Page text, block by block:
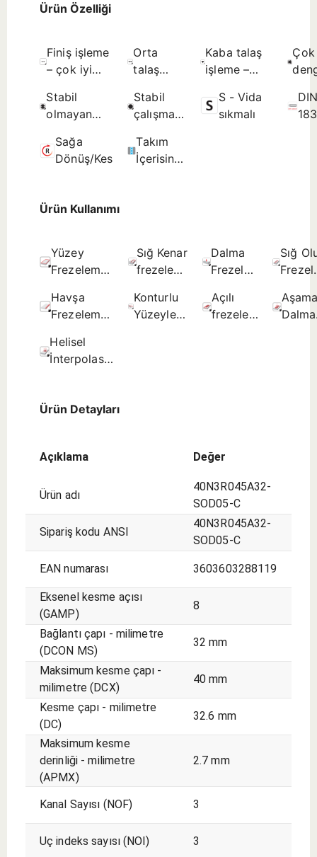
Ürün Özelliği
Finiş işleme
– çok iyi
kalitesi -
Olası seçim.
Orta
talaş
iyi yüzey
kalitesi -
İlk seçim.
Kaba talaş
işleme –
yüzey
pürüzlülüğü
Çok
Stabil
olmayan
koşullarına
uygun - İlk
Stabil
çalışma
uygun -
İlk seçim.
S - Vida
sıkmalı
DIN
Sağa
Dönüş/Kesme
Takım
İçerisinden
Ürün Kullanımı
Yüzey
Frezeleme
Sığ Kenar
frezeleme
seçim.
Dalma
Frezeleme
seçim.
Sığ
seçim.
Havşa
Frezeleme
Konturlu
Yüzeyler
Açılı
frezeleme
Helisel
İnterpolasyon
Ürün Detayları
Açıklama Değer
Ürün adı
40N3R045A32-
SOD05-C
Sipariş kodu ANSI
40N3R045A32-
SOD05-C
EAN numarası 3603603288119
Eksenel kesme açısı
(GAMP)
8
Bağlantı çapı - milimetre
(DCON MS)
32 mm
Maksimum kesme çapı -
milimetre (DCX)
40 mm
Kesme çapı - milimetre
(DC)
32.6 mm
Maksimum kesme
derinliği - milimetre
(APMX)
2.7 mm
Kanal Sayısı (NOF) 3
Uç indeks sayısı (NOI) 3